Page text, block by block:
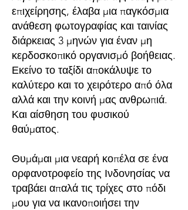
επιχείρησης, έλαβα μια παγκόσμια
ανάθεση φωτογραφίας και ταινίας
διάρκειας 3 μηνών για έναν μη
κερδοσκοπικό οργανισμό βοήθειας.
Εκείνο το ταξίδι αποκάλυψε το
καλύτερο και το χειρότερο από όλα
αλλά και την κοινή μας ανθρωπιά.
Και αίσθηση του φυσικού
θαύματος.
Θυμάμαι μια νεαρή κοπέλα σε ένα
ορφανοτροφείο της Ινδονησίας να
τραβάει απαλά τις τρίχες στο πόδι
μου για να ικανοποιήσει την